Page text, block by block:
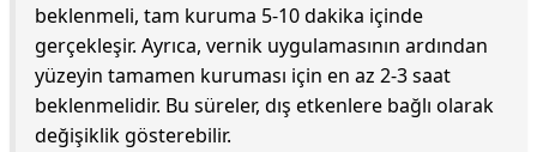
beklenmeli, tam kuruma 5-10 dakika içinde
gerçekleşir. Ayrıca, vernik uygulamasının ardından
yüzeyin tamamen kuruması için en az 2-3 saat
beklenmelidir. Bu süreler, dış etkenlere bağlı olarak
değişiklik gösterebilir.